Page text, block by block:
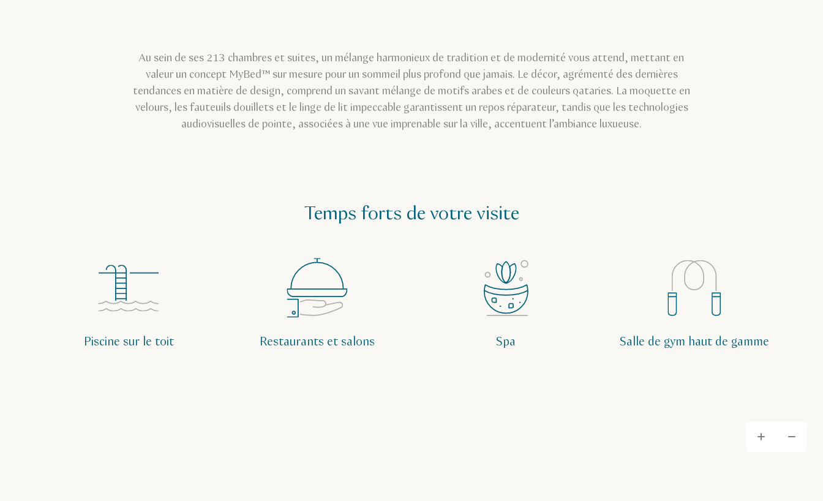
Au sein de ses 213 chambres et suites, un mélange harmonieux de tradition et de modernité vous attend, mettant en
valeur un concept MyBed™ sur mesure pour un sommeil plus profond que jamais. Le décor, agrémenté des dernières
tendances en matière de design, comprend un savant mélange de motifs arabes et de couleurs qataries. La moquette en
velours, les fauteuils douillets et le linge de lit impeccable garantissent un repos réparateur, tandis que les technologies
audiovisuelles de pointe, associées à une vue imprenable sur la ville, accentuent l’ambiance luxueuse.
Temps forts de votre visite
Piscine sur le toit Restaurants et salons Spa Salle de gym haut de gamme